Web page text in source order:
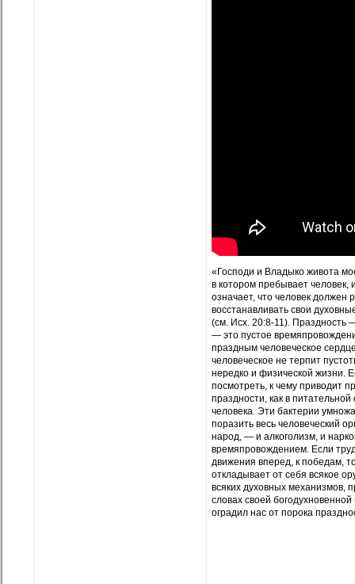
«Господи и Владыко живота
в котором пребывает
означает, что человек должен
восстанавливать свои
(см. Исх. 20:8-11). Праздность
— это пустое
праздным человеческое
человеческое не терпит
нередко и физической жизни.
посмотреть, к чему приводит
праздности, как в
человека. Эти бактерии
поразить весь человеческий
народ, — и алкоголизм, и
времяпровождением. Если
движения вперед, к победам,
откладывает от себя всякое
всяких духовных механизмов,
словах своей
оградил нас от порока